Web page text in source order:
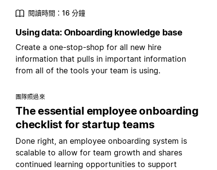
閱讀時間：16 分鐘
Using data: Onboarding knowledge base
Create a one-stop-shop for all new hire
information that pulls in important information
from all of the tools your team is using.
團隊照過來
The essential employee onboarding
checklist for startup teams
Done right, an employee onboarding system is
scalable to allow for team growth and shares
continued learning opportunities to support